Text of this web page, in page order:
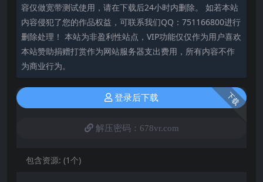
容仅做宽带测试使用，请在下载后24小时内删除。 如若本站
内容侵犯了您的作品权益，可联系我们QQ：751166800进行
删除处理！ 本站为非盈利性站点，VIP功能仅仅作为用户喜欢
本站赞助捐赠打赏作为网站服务器支出费用，所有内容不作
为商业行为。
下载
登录后下载
解压密码：678vr.com
包含资源: (1个)